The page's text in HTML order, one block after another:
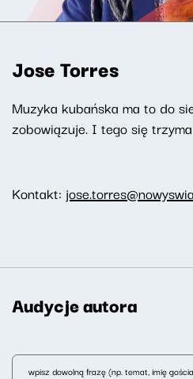
Jose Torres
Muzyka kubańska ma to do
zobowiązuje. I tego się
Kontakt:
Audycje autora